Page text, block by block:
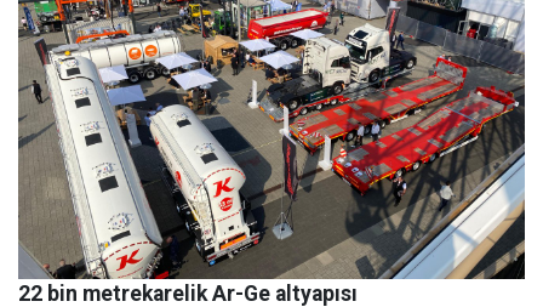
22 bin metrekarelik Ar-Ge altyapısı